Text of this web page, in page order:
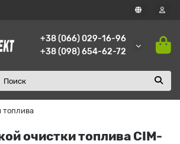
+38 (066) 029-16-96
+38 (098) 654-62-72
очистки топлива CIM-